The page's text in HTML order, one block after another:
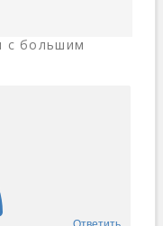
с большим